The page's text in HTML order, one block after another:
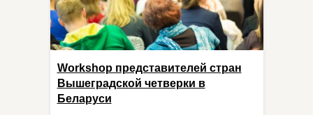
Workshop представителей стран
Вышеградской четверки в
Беларуси